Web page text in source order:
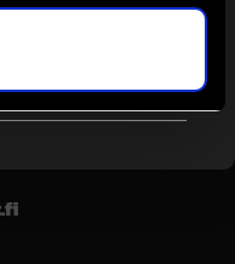
Lahti,
1, Vantaa 2, Jämsä,